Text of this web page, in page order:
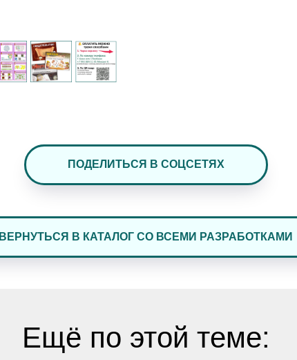
ПОДЕЛИТЬСЯ В СОЦСЕТЯХ
ВЕРНУТЬСЯ В КАТАЛОГ СО ВСЕМИ РАЗРАБОТКАМИ
Ещё по этой теме: